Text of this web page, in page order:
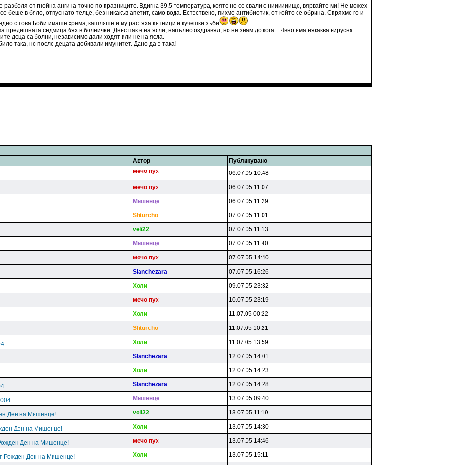
разболя от гнойна ангина точно по празниците. Вдигна 39.5 температура, която не се свали с ниииииищо, вярвайте ми! Не можех
беше в бяло, отпуснато телце, без никакъв апетит, само вода. Естествено, пихме антибиотик, от който се обрина. Спряхме го и
с това Боби имаше хрема, кашляше и му растяха кътници и кучешки зъби
предишната седмица бях в болнични. Днес пак е на ясли, напълно оздравял, но не знам до кога....Явно има някаква вирусна
деца са болни, независимо дали ходят или не на ясла.
така, но после децата добивали имунитет. Дано да е така!
Автор Публикувано
мeчo пyx 06.07.05 10:48
мeчo пyx 06.07.05 11:07
Mишeнцe 06.07.05 11:29
Shturcho 07.07.05 11:01
veli22 07.07.05 11:13
Mишeнцe 07.07.05 11:40
мeчo пyx 07.07.05 14:40
Slanchezara 07.07.05 16:26
Xoли 09.07.05 23:32
мeчo пyx 10.07.05 23:19
Xoли 11.07.05 00:22
Shturcho 11.07.05 10:21
Xoли 11.07.05 13:59
Slanchezara 12.07.05 14:01
Xoли 12.07.05 14:23
Slanchezara 12.07.05 14:28
Mишeнцe 13.07.05 09:40
Ден на Мишенце! veli22 13.07.05 11:19
Ден на Мишенце! Xoли 13.07.05 14:30
Ден на Мишенце! мeчo пyx 13.07.05 14:46
Рожден Ден на Мишенце! Xoли 13.07.05 15:11